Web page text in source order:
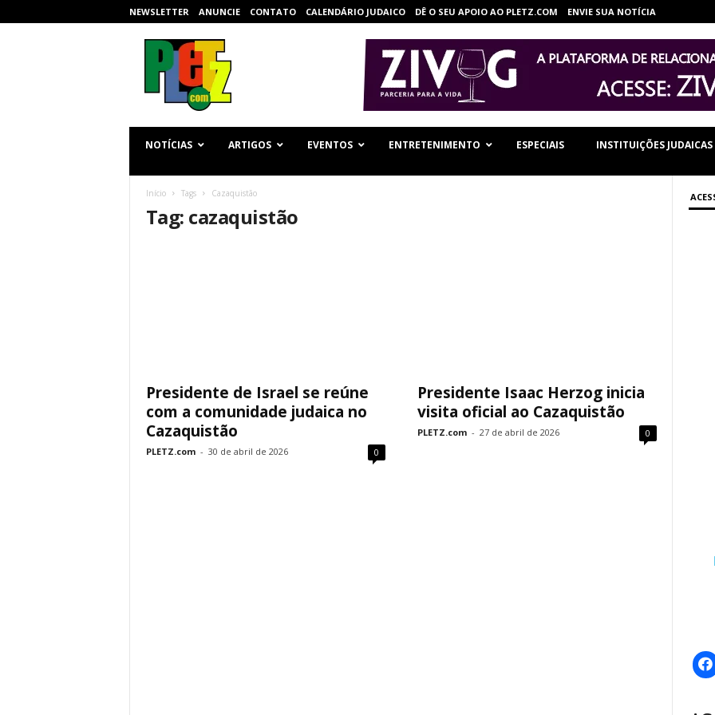
NEWSLETTER ANUNCIE CONTATO CALENDÁRIO JUDAICO DÊ O SEU APOIO AO PLETZ.COM ENVIE SUA NOTÍCIA
NOTÍCIAS ARTIGOS EVENTOS ENTRETENIMENTO ESPECIAIS INSTITUIÇÕES JUDAICAS
Início Tags Cazaquistão
Tag: cazaquistão
Presidente de Israel se reúne
com a comunidade judaica no
Cazaquistão
PLETZ.com - 30 de abril de 2026 0
Presidente Isaac Herzog inicia
visita oficial ao Cazaquistão
PLETZ.com - 27 de abril de 2026 0